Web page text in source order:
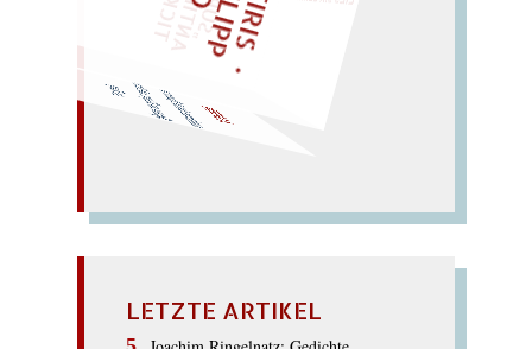
sa
nieren durch Sparen; nie
S
pass an
Rispe; sah Nieren
i
m Rasp.
LETZTE ARTIKEL